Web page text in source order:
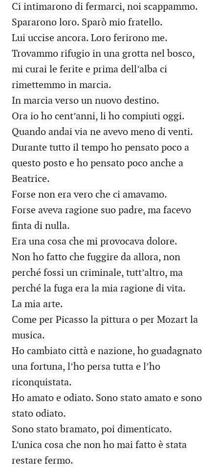
Ci intimarono di fermarci, noi scappammo.
Spararono loro. Sparò mio fratello.
Lui uccise ancora. Loro ferirono me.
Trovammo rifugio in una grotta nel bosco,
mi curai le ferite e prima dell’alba ci
rimettemmo in marcia.
In marcia verso un nuovo destino.
Ora io ho cent’anni, li ho compiuti oggi.
Quando andai via ne avevo meno di venti.
Durante tutto il tempo ho pensato poco a
questo posto e ho pensato poco anche a
Beatrice.
Forse non era vero che ci amavamo.
Forse aveva ragione suo padre, ma facevo
finta di nulla.
Era una cosa che mi provocava dolore.
Non ho fatto che fuggire da allora, non
perché fossi un criminale, tutt’altro, ma
perché la fuga era la mia ragione di vita.
La mia arte.
Come per Picasso la pittura o per Mozart la
musica.
Ho cambiato città e nazione, ho guadagnato
una fortuna, l’ho persa tutta e l’ho
riconquistata.
Ho amato e odiato. Sono stato amato e sono
stato odiato.
Sono stato bramato, poi dimenticato.
L’unica cosa che non ho mai fatto è stata
restare fermo.